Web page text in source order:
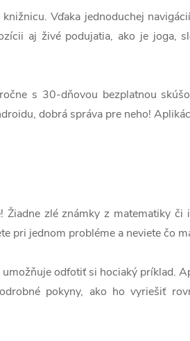
Vďaka jednoduchej
aj živé podujatia, ako je joga,
s 30-dňovou bezplatnou
dobrá správa pre neho!
zlé známky z matematiky
pri jednom probléme a neviete čo
odfotiť si hociaký príklad.
pokyny, ako ho vyriešiť